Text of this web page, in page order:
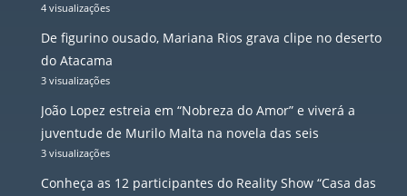
4 visualizações
De figurino ousado, Mariana Rios grava clipe no deserto
do Atacama
3 visualizações
João Lopez estreia em “Nobreza do Amor” e viverá a
juventude de Murilo Malta na novela das seis
3 visualizações
Conheça as 12 participantes do Reality Show “Casa das